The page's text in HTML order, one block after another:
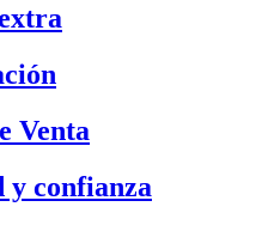
Venta
y confianza